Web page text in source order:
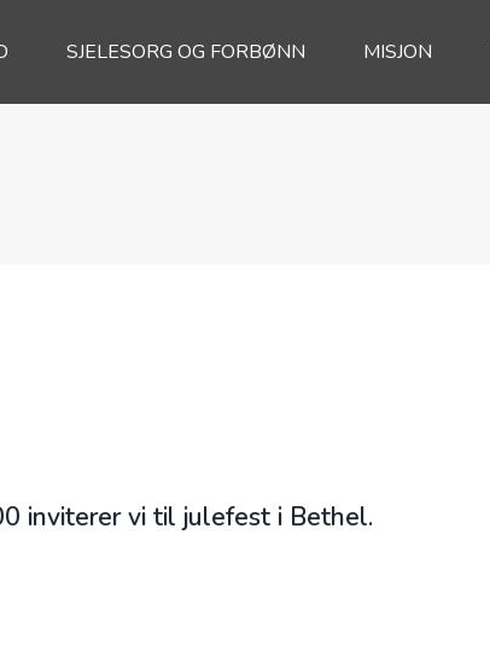
SJELESORG OG FORBØNN MISJON
inviterer vi til julefest i Bethel.